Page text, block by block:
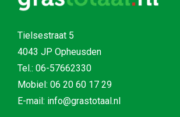
Tielsestraat 5
4043 JP Opheusden
Tel.: 06-57662330
Mobiel: 06 20 60 17 29
E-mail: info@grastotaal.nl